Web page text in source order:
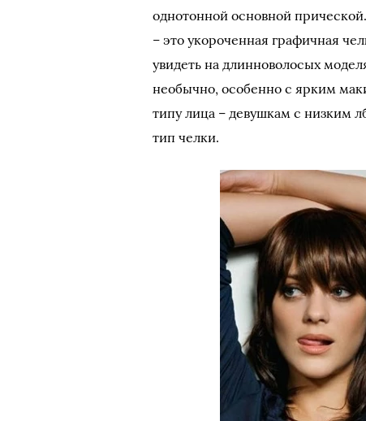
однотонной основной
– это укороченная графичная
увидеть на длинноволосых
необычно, особенно с ярким
типу лица – девушкам с низким
тип челки.